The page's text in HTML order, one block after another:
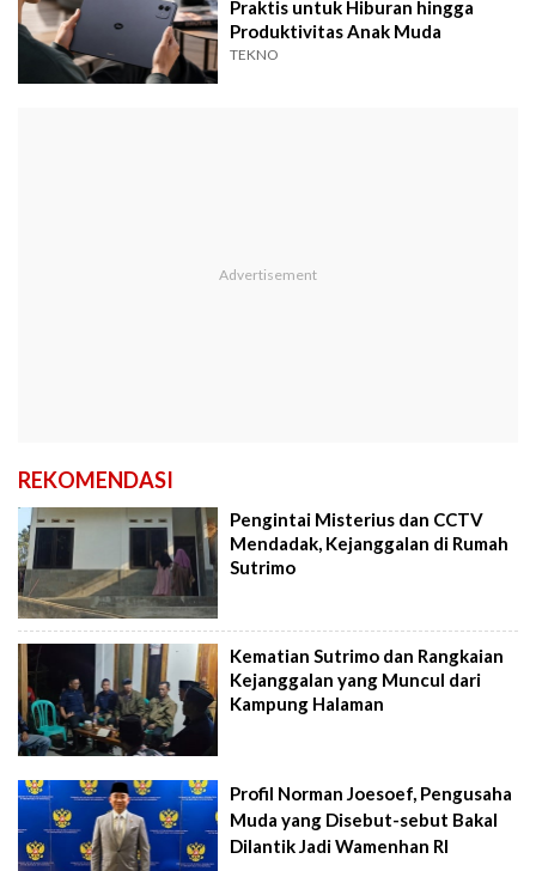
Praktis untuk Hiburan hingga
Produktivitas Anak Muda
TEKNO
REKOMENDASI
Pengintai Misterius dan CCTV
Mendadak, Kejanggalan di Rumah
Sutrimo
Kematian Sutrimo dan Rangkaian
Kejanggalan yang Muncul dari
Kampung Halaman
Profil Norman Joesoef, Pengusaha
Muda yang Disebut-sebut Bakal
Dilantik Jadi Wamenhan RI